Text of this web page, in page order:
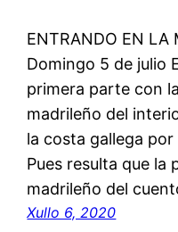
ENTRANDO EN LA
Domingo 5 de julio
primera parte con
madrileño del
la costa gallega
Pues resulta que la
madrileño del
Xullo 6, 2020